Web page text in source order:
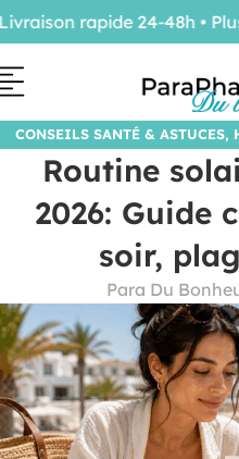
CONSEILS SANTÉ & ASTUCES,
SANTÉ &
Routine
2026: Guide
soir,
Para Du
rapide 24-48h • Plus